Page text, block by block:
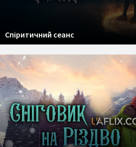
Спіритичний сеанс